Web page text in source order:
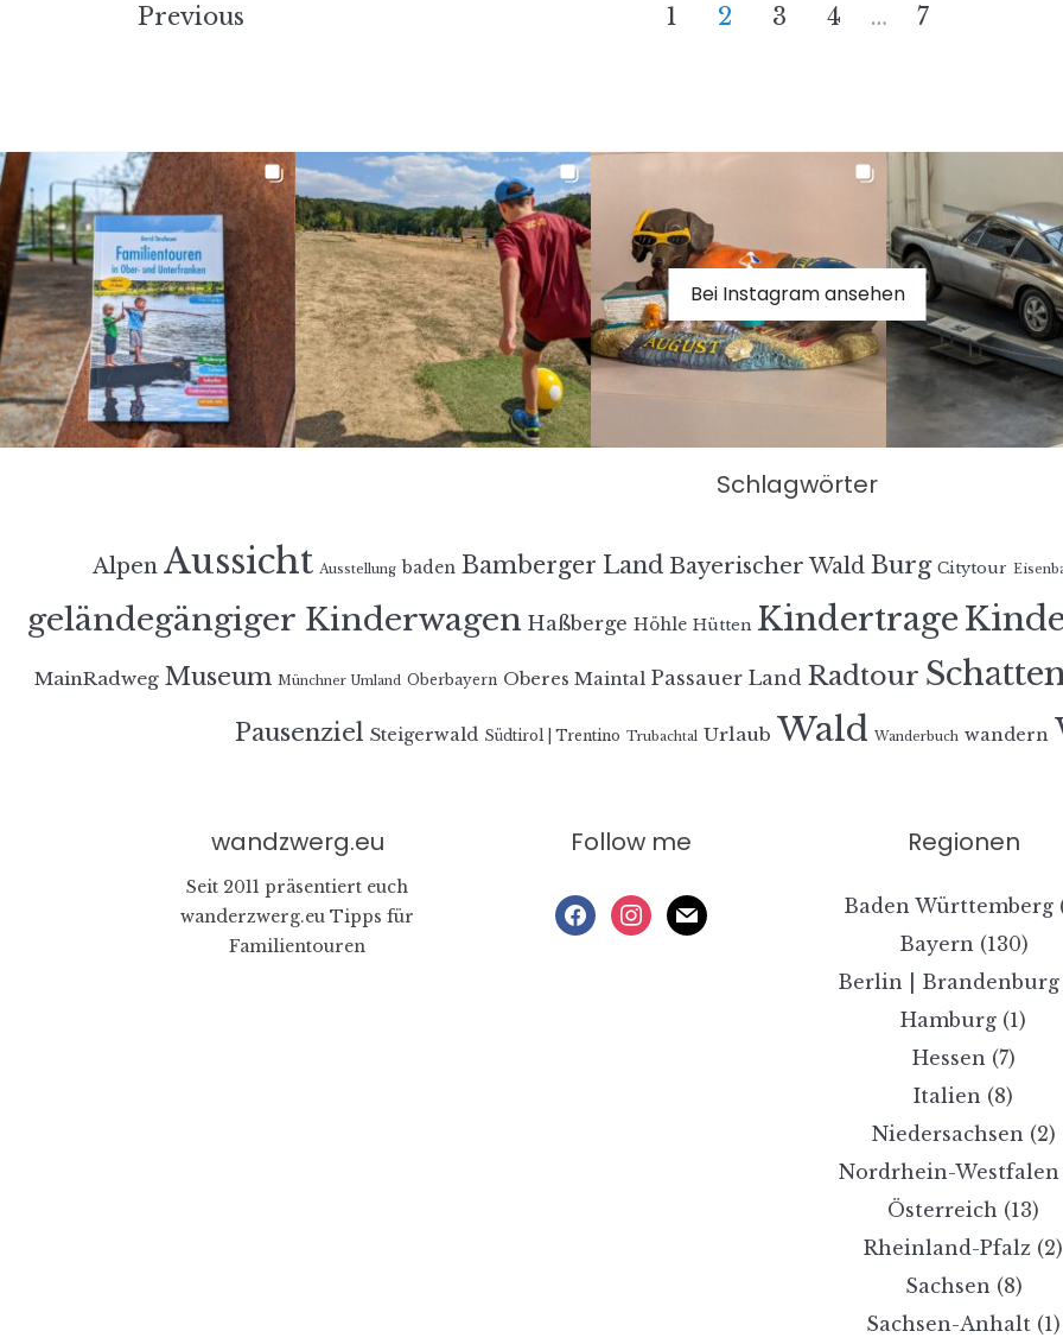
Previous 1 2 3 4 … 7
Bei Instagram ansehen
Schlagwörter
Alpen Aussicht Ausstellung baden Bamberger Land Bayerischer Wald Burg Citytour
geländegängiger Kinderwagen Haßberge Höhle Hütten Kindertrage
MainRadweg Museum Münchner Umland Oberbayern Oberes Maintal Passauer Land Radtour
Pausenziel Steigerwald Südtirol | Trentino Trubachtal Urlaub Wald Wanderbuch wandern
wandzwerg.eu
Seit 2011 präsentiert euch
wanderzwerg.eu Tipps für
Familientouren
Follow me
facebookinstagram
mail
Regionen
Baden Württemberg
Bayern (130)
Berlin | Brandenburg
Hamburg (1)
Hessen (7)
Italien (8)
Niedersachsen (2)
Nordrhein-Westfalen
Österreich (13)
Rheinland-Pfalz (2)
Sachsen (8)
Sachsen-Anhalt (1)